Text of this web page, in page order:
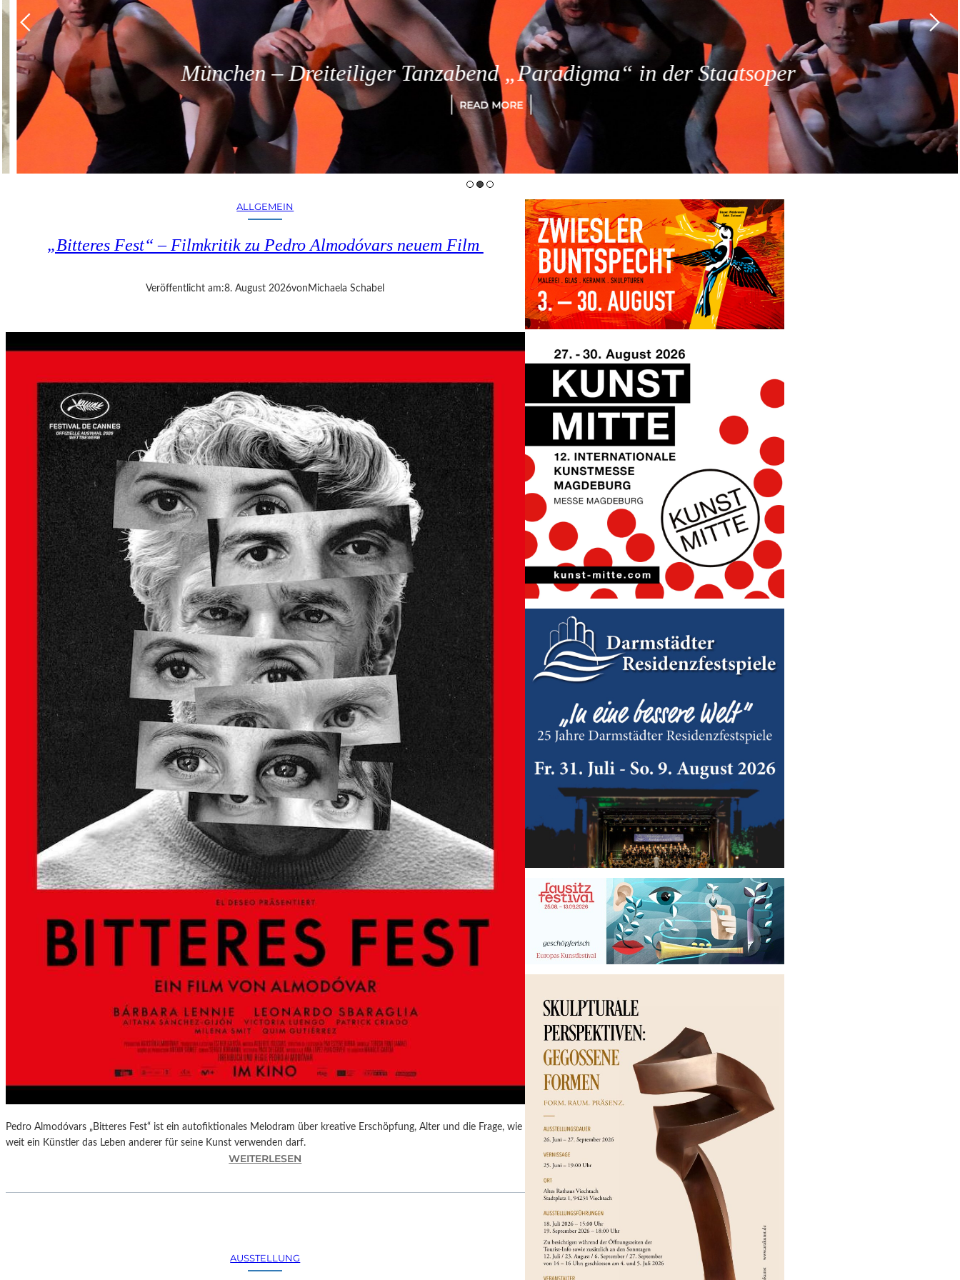
München – Dreiteiliger Tanzabend „Paradigma“ in der Staatsoper
READ MORE
ALLGEMEIN
„Bitteres Fest“ – Filmkritik zu Pedro Almodóvars neuem Film
Veröffentlicht am:8. August 2026von Michaela Schabel
Pedro Almodóvars „Bitteres Fest“ ist ein autofiktionales Melodram über kreative Erschöpfung, Alter und die Frage, wie
weit ein Künstler das Leben anderer für seine Kunst verwenden darf.
WEITERLESEN
B
AUSSTELLUNG